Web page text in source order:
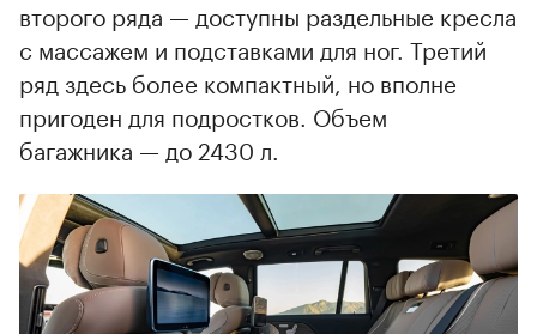
второго ряда — доступны раздельные кресла
с массажем и подставками для ног. Третий
ряд здесь более компактный, но вполне
пригоден для подростков. Объем
багажника — до 2430 л.